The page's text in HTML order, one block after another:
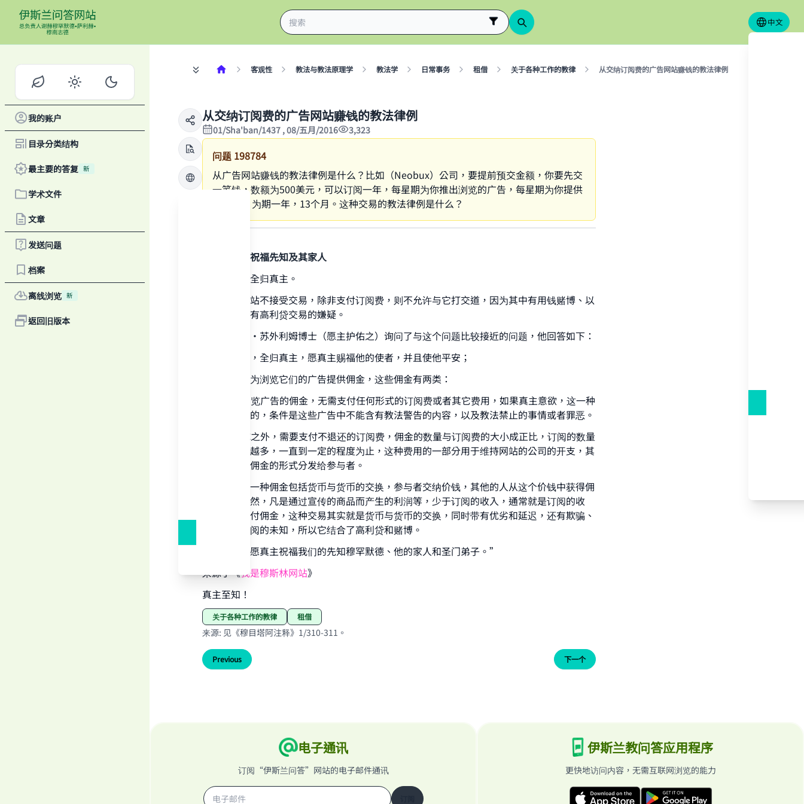
中文
我的账户
目录分类结构
最主要的答复 新
学术文件
文章
发送问题
档案
离线浏览 新
返回旧版本
客观性 教法与教法原理学 教法学 日常事务 租借 关于各种工作的教律 从交纳订阅费的广告网站赚钱的教法律例
从交纳订阅费的广告网站赚钱的教法律例
01/Sha'ban/1437 , 08/五月/2016 3,323
问题 198784
从广告网站赚钱的教法律例是什么？比如（Neobux）公司，要提前预交金额，你要先交
一笔钱，数额为500美元，可以订阅一年，每星期为你推出浏览的广告，每星期为你提供
50美元，为期一年，13个月。这种交易的教法律例是什么？
感谢真主，祝福先知及其家人
一切赞颂，全归真主。
如果这些网站不接受交易，除非支付订阅费，则不允许与它打交道，因为其中有用钱赌博、以
及在合约中有高利贷交易的嫌疑。
有人向萨米•苏外利姆博士（愿主护佑之）询问了与这个问题比较接近的问题，他回答如下：
“一切赞颂，全归真主，愿真主赐福他的使者，并且使他平安；
上述的网站为浏览它们的广告提供佣金，这些佣金有两类：
1. 纯粹是浏览广告的佣金，无需支付任何形式的订阅费或者其它费用，如果真主意欲，这一种
佣金是可以的，条件是这些广告中不能含有教法警告的内容，以及教法禁止的事情或者罪恶。
2. 除了浏览之外，需要支付不退还的订阅费，佣金的数量与订阅费的大小成正比，订阅的数量
越多，佣金越多，一直到一定的程度为止，这种费用的一部分用于维持网站的公司的开支，其
余部分按照佣金的形式分发给参与者。
很显然，这一种佣金包括货币与货币的交换，参与者交纳价钱，其他的人从这个价钱中获得佣
金，反之亦然，凡是通过宣传的商品而产生的利润等，少于订阅的收入，通常就是订阅的收
入，从中支付佣金，这种交易其实就是货币与货币的交换，同时带有优劣和延迟，还有欺骗、
以及关于订阅的未知，所以它结合了高利贷和赌博。
真主至知！愿真主祝福我们的先知穆罕默德、他的家人和圣门弟子。”
来源于《我是穆斯林网站》
真主至知！
关于各种工作的教律 租借
来源: 见《穆目塔阿注释》1/310-311。
Previous 下一个
电子通讯
订阅“伊斯兰问答”网站的电子邮件通讯
伊斯兰教问答应用程序
更快地访问内容，无需互联网浏览的能力
Make an impact on millions of lives with your
contribution today
Your support is crucial for our mission.
The Prophet (ﷺ) said:
"A person who leads others to doing what is good will earn the
same reward as those who do it."
(MUSLIM, 1893)
Support IslamQA